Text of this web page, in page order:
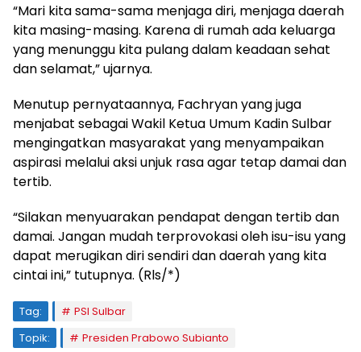
“Mari kita sama-sama menjaga diri, menjaga daerah
kita masing-masing. Karena di rumah ada keluarga
yang menunggu kita pulang dalam keadaan sehat
dan selamat,” ujarnya.
Menutup pernyataannya, Fachryan yang juga
menjabat sebagai Wakil Ketua Umum Kadin Sulbar
mengingatkan masyarakat yang menyampaikan
aspirasi melalui aksi unjuk rasa agar tetap damai dan
tertib.
“Silakan menyuarakan pendapat dengan tertib dan
damai. Jangan mudah terprovokasi oleh isu-isu yang
dapat merugikan diri sendiri dan daerah yang kita
cintai ini,” tutupnya. (Rls/*)
Tag:
PSI Sulbar
Topik:
Presiden Prabowo Subianto